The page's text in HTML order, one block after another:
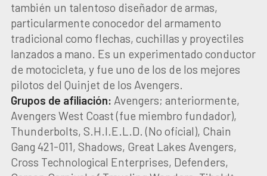
también un talentoso diseñador de armas,
particularmente conocedor del armamento
tradicional como flechas, cuchillas y proyectiles
lanzados a mano. Es un experimentado conductor
de motocicleta, y fue uno de los de los mejores
pilotos del Quinjet de los Avengers.
Grupos de afiliación: Avengers; anteriormente,
Avengers West Coast (fue miembro fundador),
Thunderbolts, S.H.I.E.L.D. (No oficial), Chain
Gang 421-011, Shadows, Great Lakes Avengers,
Cross Technological Enterprises, Defenders,